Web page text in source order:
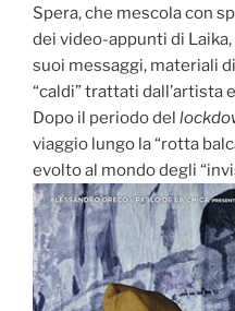
Spera, che mescola con
dei video-appunti di
suoi messaggi, materiali
“caldi” trattati dall’artista
Dopo il periodo del
viaggio lungo la “rotta
evolto al mondo degli